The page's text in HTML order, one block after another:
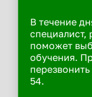
В течение
специалист,
поможет
обучения.
54.